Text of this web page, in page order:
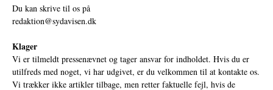
Du kan skrive til os på
redaktion@sydavisen.dk
Klager
Vi er tilmeldt pressenævnet og tager ansvar for indholdet. Hvis du er
utilfreds med noget, vi har udgivet, er du velkommen til at kontakte os.
Vi trækker ikke artikler tilbage, men retter faktuelle fejl, hvis de